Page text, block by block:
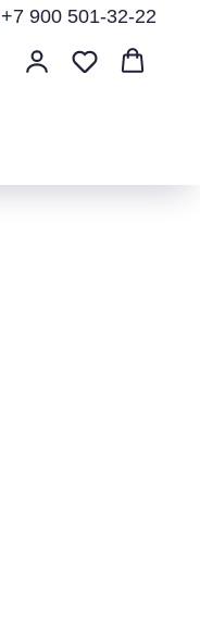
+7 900 501-32-22